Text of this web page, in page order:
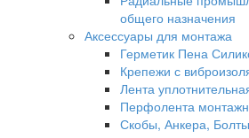
общего назначения
Аксессуары для монтажа
Герметик Пена
Крепежи с
Лента
Перфолента
Скобы, Анкера,